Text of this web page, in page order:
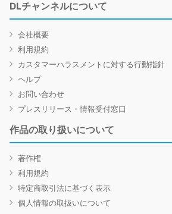
DLチャンネルについて
会社概要
利用規約
カスタマーハラスメントに対する行動指針
ヘルプ
お問い合わせ
プレスリリース・情報受付窓口
作品の取り扱いについて
著作権
利用規約
特定商取引法に基づく表示
個人情報の取扱いについて